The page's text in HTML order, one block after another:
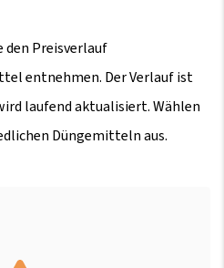
den Preisverlauf
entnehmen. Der Verlauf ist
laufend aktualisiert. Wählen
Düngemitteln aus.